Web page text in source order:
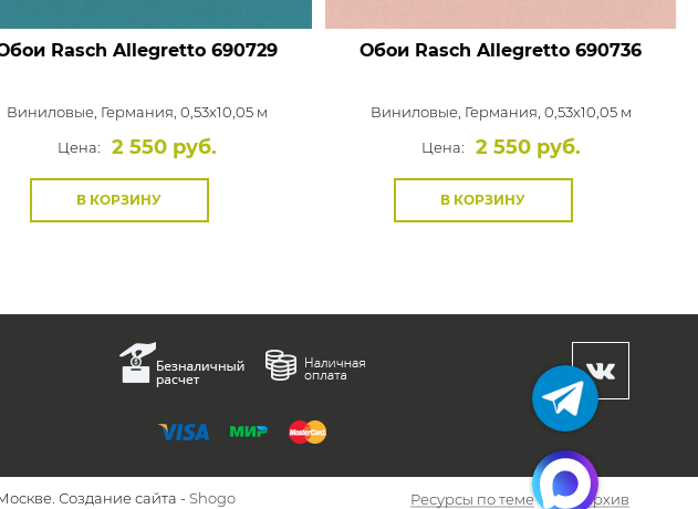
Rasch Allegretto 690729
Виниловые, Германия, 0,53x10,05 м
Цена:
2 550 руб.
В КОРЗИНУ
Обои Rasch Allegretto 690736
Виниловые, Германия, 0,53x10,05 м
Цена:
2 550 руб.
В КОРЗИНУ
Создание сайта - Shogo Ресурсы по теме Архив